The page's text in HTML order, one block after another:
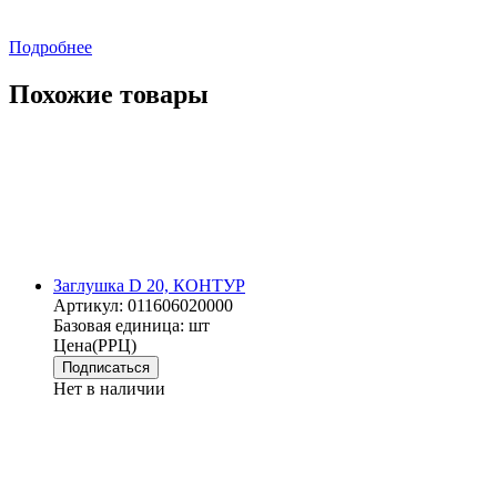
Подробнее
Похожие товары
Заглушка D 20, КОНТУР
Артикул: 011606020000
Базовая единица: шт
Цена(РРЦ)
Подписаться
Нет в наличии